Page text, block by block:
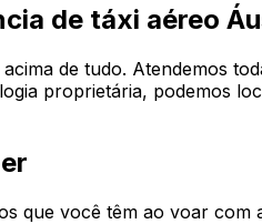
de táxi aéreo
de tudo. Atendemos
proprietária, podemos
que você têm ao voar com